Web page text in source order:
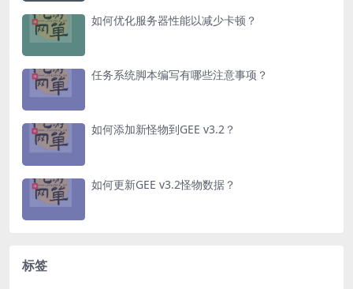
如何优化服务器性能以减少卡顿？
任务系统脚本编写有哪些注意事项？
如何添加新怪物到GEE v3.2？
如何更新GEE v3.2怪物数据？
标签